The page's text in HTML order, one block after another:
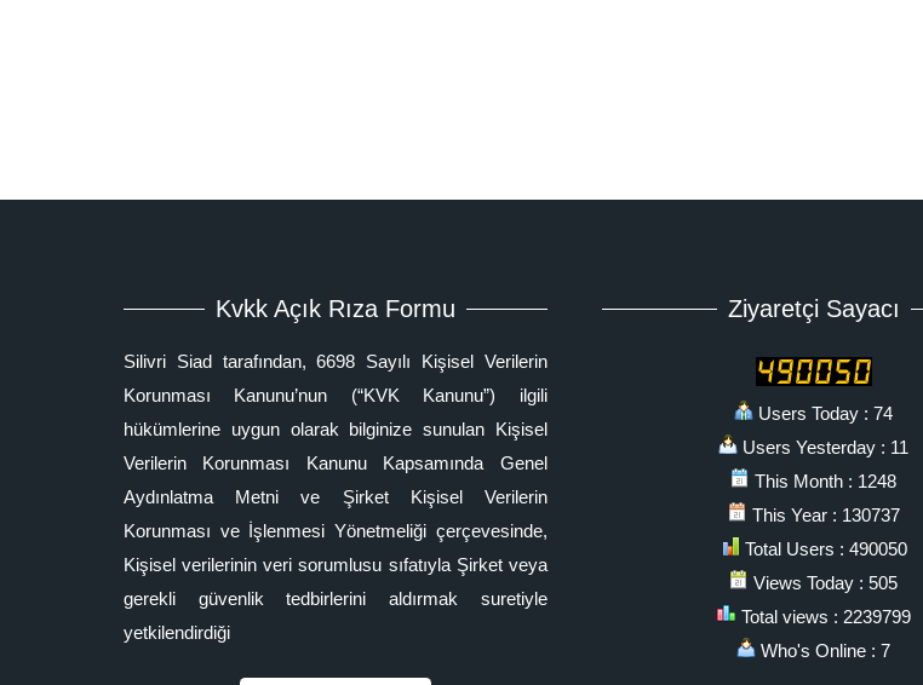
Kvkk Açık Rıza Formu
Silivri Siad tarafından, 6698 Sayılı Kişisel Verilerin
Korunması Kanunu’nun (“KVK Kanunu”) ilgili
hükümlerine uygun olarak bilginize sunulan Kişisel
Verilerin Korunması Kanunu Kapsamında Genel
Aydınlatma Metni ve Şirket Kişisel Verilerin
Korunması ve İşlenmesi Yönetmeliği çerçevesinde,
Kişisel verilerinin veri sorumlusu sıfatıyla Şirket veya
gerekli güvenlik tedbirlerini aldırmak suretiyle
yetkilendirdiği
Ziyaretçi Sayacı
Users Today : 74
Users Yesterday : 11
This Month : 1248
This Year : 130737
Total Users : 490050
Views Today : 505
Total views : 2239799
Who's Online : 7